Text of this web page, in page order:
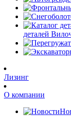
деталей
Лизинг
О компании